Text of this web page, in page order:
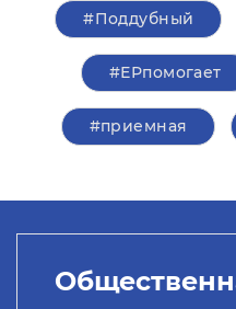
#Поддубный
#ЕРпомогает
#приемная